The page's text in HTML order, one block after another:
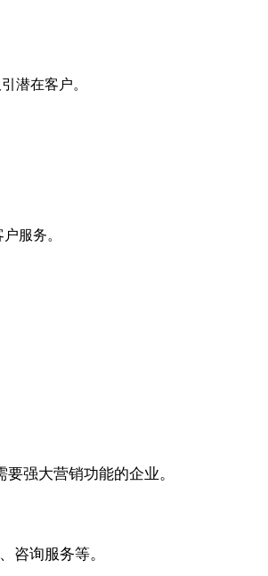
潜在客户。
服务。
强大营销功能的企业。
咨询服务等。